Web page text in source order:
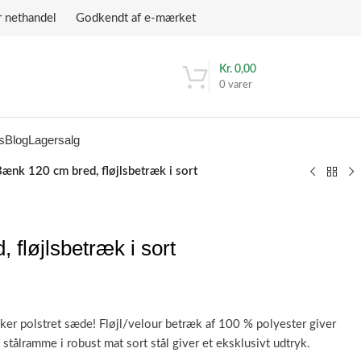
Godkendt af e-mærket
0 varer
Kr.0,00
BlogLagersalg
120 cm bred, fløjlsbetræk i sort
fløjlsbetræk i sort
polstret sæde! Fløjl/velour betræk af 100 % polyester giver
i robust mat sort stål giver et eksklusivt udtryk.